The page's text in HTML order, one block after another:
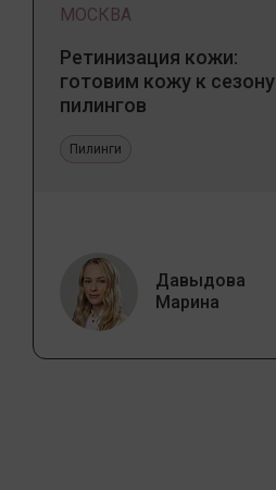
МОСКВА
Ретинизация кожи:
готовим кожу к сезону
пилингов
Пилинги
Давыдова
Марина